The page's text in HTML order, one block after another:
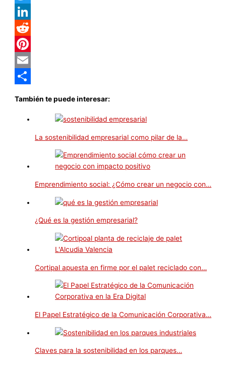
Twitter
LinkedIn
Reddit
Pinterest
Email
También te puede interesar:
La sostenibilidad empresarial como pilar de la…
Emprendimiento social: ¿Cómo crear un negocio con…
¿Qué es la gestión empresarial?
Cortipal apuesta en firme por el palet reciclado con…
El Papel Estratégico de la Comunicación Corporativa…
Claves para la sostenibilidad en los parques…